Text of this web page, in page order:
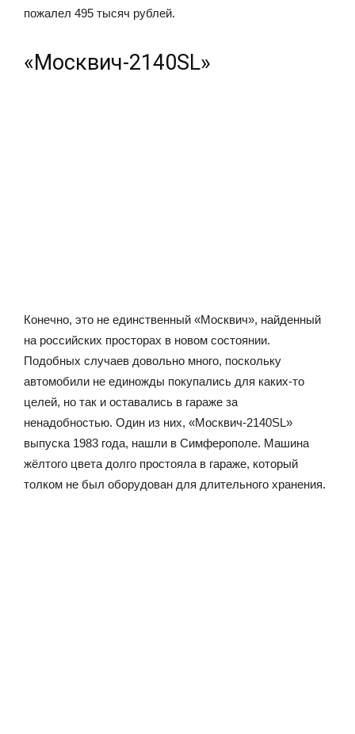
пожалел 495 тысяч рублей.
«Москвич-2140SL»
Конечно, это не единственный «Москвич», найденный
на российских просторах в новом состоянии.
Подобных случаев довольно много, поскольку
автомобили не единожды покупались для каких-то
целей, но так и оставались в гараже за
ненадобностью. Один из них, «Москвич-2140SL»
выпуска 1983 года, нашли в Симферополе. Машина
жёлтого цвета долго простояла в гараже, который
толком не был оборудован для длительного хранения.